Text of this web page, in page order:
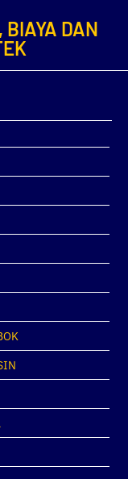
BIAYA DAN